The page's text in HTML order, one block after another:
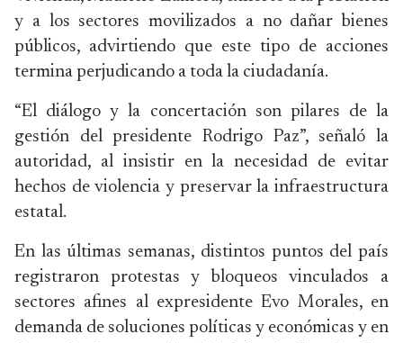
y a los sectores movilizados a no dañar bienes
públicos, advirtiendo que este tipo de acciones
termina perjudicando a toda la ciudadanía.
“El diálogo y la concertación son pilares de la
gestión del presidente Rodrigo Paz”, señaló la
autoridad, al insistir en la necesidad de evitar
hechos de violencia y preservar la infraestructura
estatal.
En las últimas semanas, distintos puntos del país
registraron protestas y bloqueos vinculados a
sectores afines al expresidente Evo Morales, en
demanda de soluciones políticas y económicas y en